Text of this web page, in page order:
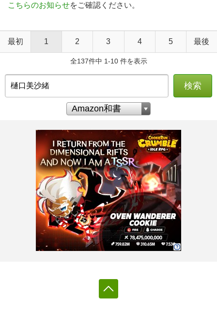
こちらのお知らせをご確認ください。
最初 1 2 3 4 5 最後
全137件中 1-10 件を表示
検索